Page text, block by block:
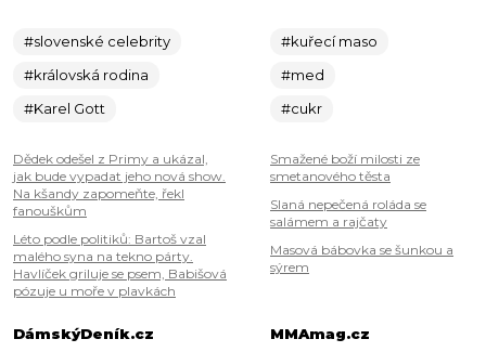
#slovenské celebrity
#královská rodina
#Karel Gott
Dědek odešel z Primy a ukázal,
jak bude vypadat jeho nová show.
Na kšandy zapomeňte, řekl
fanouškům
Léto podle politiků: Bartoš vzal
malého syna na tekno párty.
Havlíček griluje se psem, Babišová
pózuje u moře v plavkách
#kuřecí maso
#med
#cukr
Smažené boží milosti ze
smetanového těsta
Slaná nepečená roláda se
salámem a rajčaty
Masová bábovka se šunkou a
sýrem
DámskýDeník.cz
MMAmag.cz